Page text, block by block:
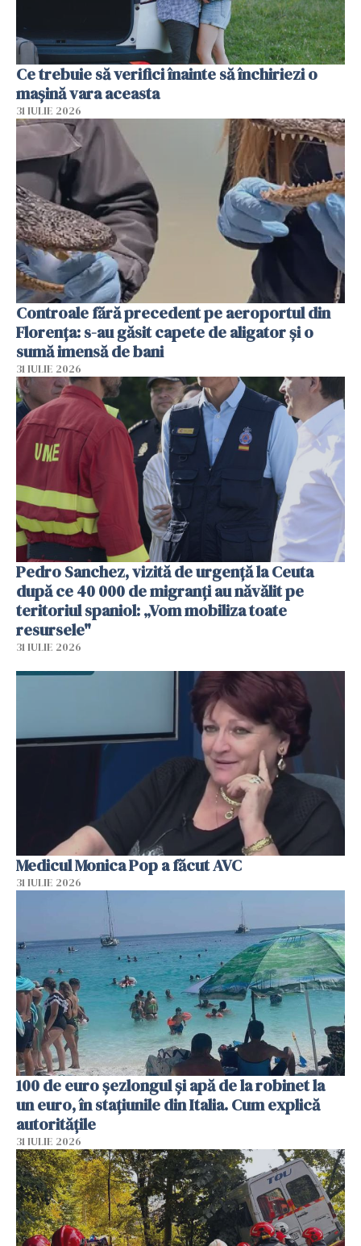
Ce trebuie să verifici înainte să închiriezi o
mașină vara aceasta
31 IULIE 2026
Controale fără precedent pe aeroportul din
Florența: s-au găsit capete de aligator și o
sumă imensă de bani
31 IULIE 2026
Pedro Sanchez, vizită de urgență la Ceuta
după ce 40 000 de migranți au năvălit pe
teritoriul spaniol: „Vom mobiliza toate
resursele"
31 IULIE 2026
Medicul Monica Pop a făcut AVC
31 IULIE 2026
100 de euro șezlongul și apă de la robinet la
un euro, în stațiunile din Italia. Cum explică
autoritățile
31 IULIE 2026